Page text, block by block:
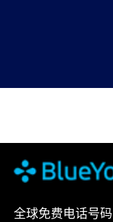
全球免费电话号码